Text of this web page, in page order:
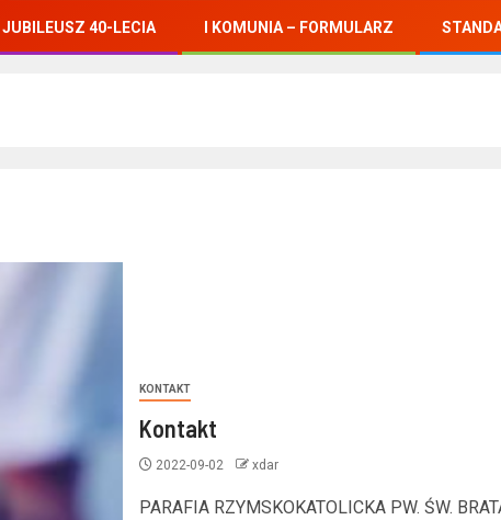
JUBILEUSZ 40-LECIA I KOMUNIA – FORMULARZ
KONTAKT
Kontakt
2022-09-02 xdar
PARAFIA RZYMSKOKATOLICKA PW. ŚW.